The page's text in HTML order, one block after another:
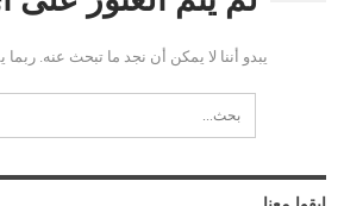
يبدو أننا لا يمكن أن نجد ما تبحث عنه.